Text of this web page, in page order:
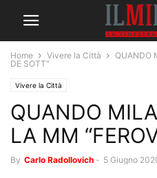
Home Vivere la Città
QUANDO
DE SOTT”
Vivere la Città
QUANDO
LA MM
By Carlo Radollovich - 5 Giugno